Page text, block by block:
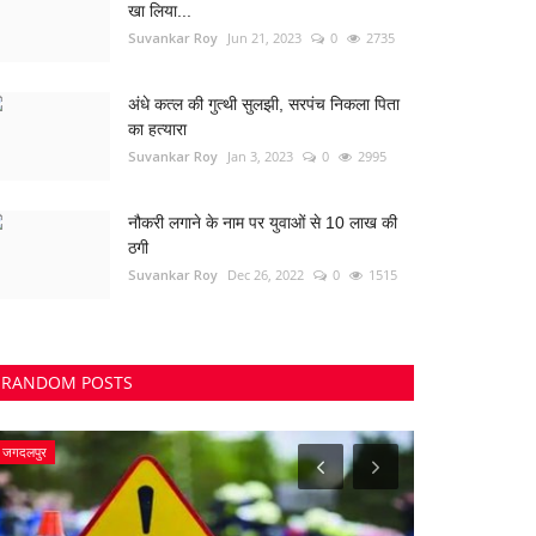
खा लिया...
Suvankar Roy Jun 21, 2023 0 2735
अंधे कत्ल की गुत्थी सुलझी, सरपंच निकला पिता
का हत्यारा
Suvankar Roy Jan 3, 2023 0 2995
नौकरी लगाने के नाम पर युवाओं से 10 लाख की
ठगी
Suvankar Roy Dec 26, 2022 0 1515
RANDOM POSTS
जगदलपुर